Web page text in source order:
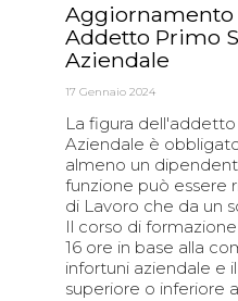
Addetto Primo
Aziendale
17 Gennaio 2024
La figura
Aziendale è
almeno un
funzione può essere
di Lavoro che da un
Il corso di
16 ore in base alla
infortuni aziendale e
superiore o inferiore